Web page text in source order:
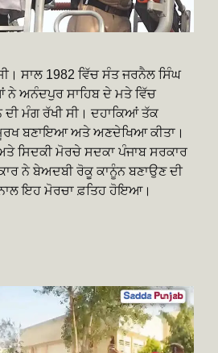
ਸਾਲ 1982 ਵਿੱਚ ਸੰਤ ਜਰਨੈਲ ਸਿੰਘ
ਨੇ ਅਨੰਦਪੁਰ ਸਾਹਿਬ ਦੇ ਮਤੇ ਵਿੱਚ
ਮੰਗ ਰੱਖੀ ਸੀ। ਦਹਾਕਿਆਂ ਤੱਕ
ਬਣਾਇਆ ਅਤੇ ਅਣਦੇਖਿਆ ਕੀਤਾ।
ਸਿਦਕੀ ਮੋਰਚੇ ਸਦਕਾ ਪੰਜਾਬ ਸਰਕਾਰ
ਨੇ ਬੇਅਦਬੀ ਰੋਕੂ ਕਾਨੂੰਨ ਬਣਾਉਣ ਦੀ
ਨਾਲ ਇਹ ਮੋਰਚਾ ਫ਼ਤਿਹ ਹੋਇਆ।